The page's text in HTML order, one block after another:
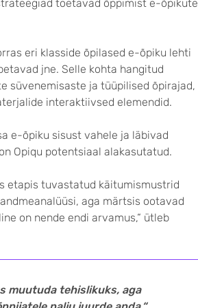
toetavad õppimist e-õpikute
eri klasside õpilased e-õpiku lehti
jne. Selle kohta hangitud
süvenemisaste ja tüüpilised õpirajad,
interaktiivsed elemendid.
e-õpiku sisust vahele ja läbivad
Opiqu potentsiaal alakasutatud.
etapis tuvastatud käitumismustrid
aga märtsis ootavad
on nende endi arvamus,“ ütleb
muutuda tehislikuks, aga